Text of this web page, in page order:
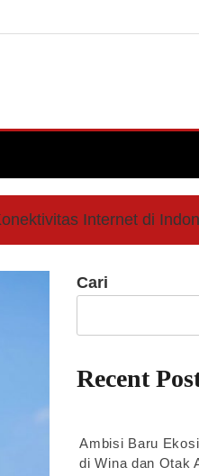
Internet di
Cari
Recent
Ambisi Baru
di Wina dan Otak